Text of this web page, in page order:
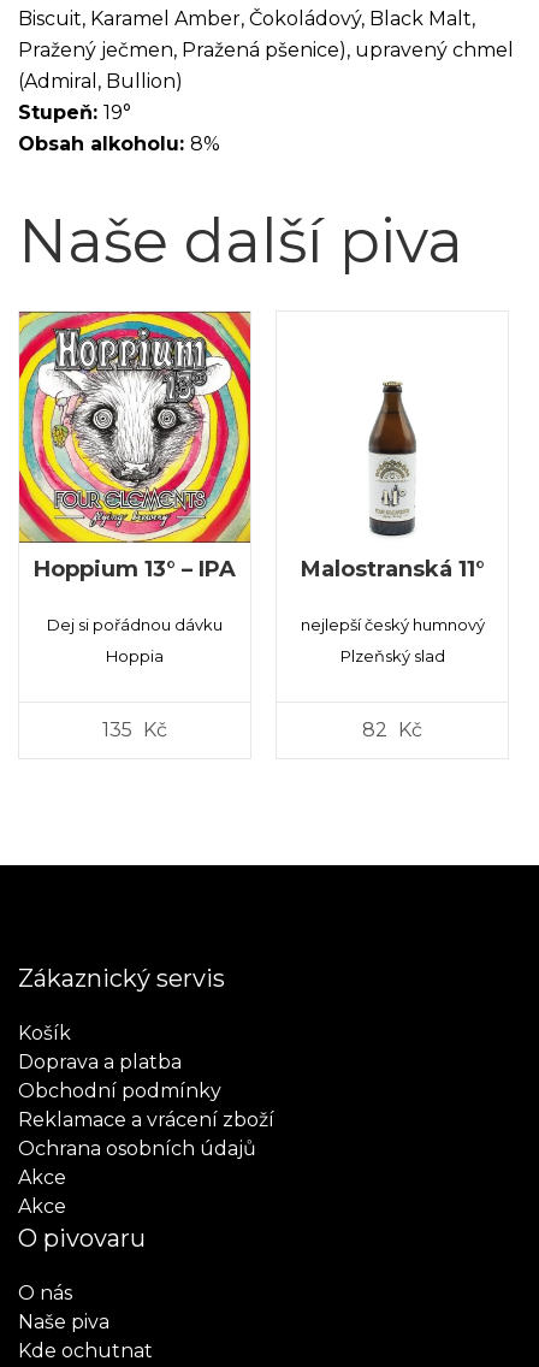
Biscuit, Karamel Amber, Čokoládový, Black Malt,
Pražený ječmen, Pražená pšenice), upravený chmel
(Admiral, Bullion)
Stupeň: 19°
Obsah alkoholu: 8%
Naše další piva
Hoppium 13° – IPA
Dej si pořádnou dávku
Hoppia
135 Kč
Malostranská 11°
nejlepší český humnový
Plzeňský slad
82 Kč
Zákaznický servis
Košík
Doprava a platba
Obchodní podmínky
Reklamace a vrácení zboží
Ochrana osobních údajů
Akce
Akce
O pivovaru
O nás
Naše piva
Kde ochutnat